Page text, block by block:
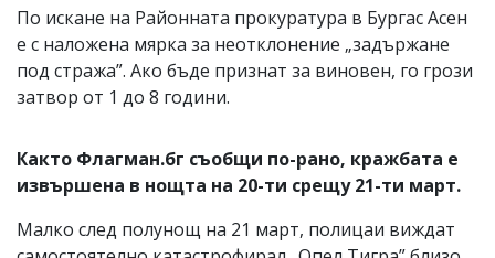
По искане на Районната прокуратура в Бургас Асен
е с наложена мярка за неотклонение „задържане
под стража”. Ако бъде признат за виновен, го грози
затвор от 1 до 8 години.
Както Флагман.бг съобщи по-рано, кражбата е
извършена в нощта на 20-ти срещу 21-ти март.
Малко след полунощ на 21 март, полицаи виждат